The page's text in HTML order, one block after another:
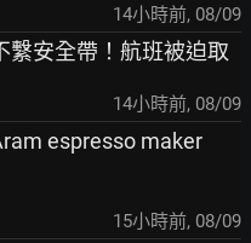
14小時前, 08/09
繫安全帶！航班被迫取
14小時前, 08/09
espresso maker
15小時前, 08/09